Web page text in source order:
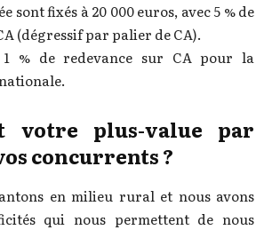
sont fixés à 20 000 euros, avec 5 % de
(dégressif par palier de CA).
1 % de redevance sur CA pour la
votre plus-value par
concurrents ?
en milieu rural et nous avons
qui nous permettent de nous